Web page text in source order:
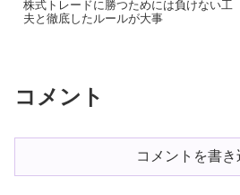
株式トレードに勝つためには負けない工
夫と徹底したルールが大事
コメント
コメントを書き